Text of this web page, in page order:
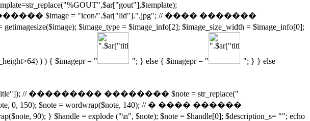
�������� $image = "icon/".$ar["lid"].".jpg"; // ���� �������
$image_type = $image_info[2]; $image_size_width = $image_info[0];
) ) { $imagepr = " "; } else { $imagepr = " "; } } else
// ��������� �������� $note = str_replace("
0, 150); $note = wordwrap($note, 140); // � ���� ������
} $handle = explode ("\n", $note); $note = $handle[0]; $description_s= ""; echo